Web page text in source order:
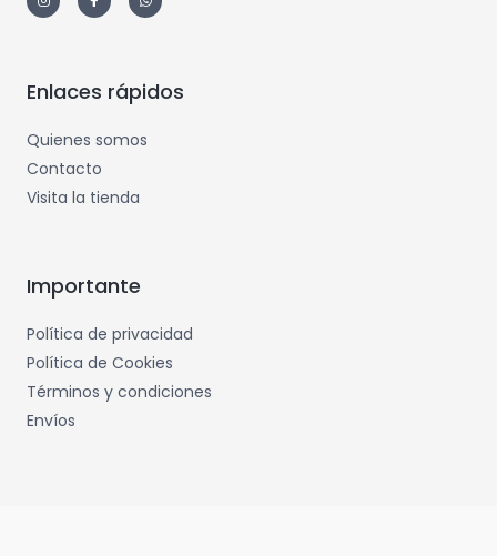
Enlaces rápidos
Quienes somos
Contacto
Visita la tienda
Importante
Política de privacidad
Política de Cookies
Términos y condiciones
Envíos